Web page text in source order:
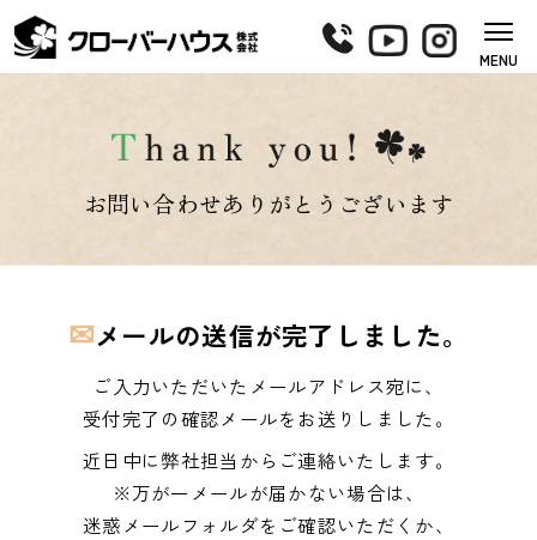
MENU
お問い合わせありがとうございます
✉メールの送信が完了しました。
ご入力いただいたメールアドレス宛に、
受付完了の確認メールをお送りしました。
近日中に弊社担当からご連絡いたします。
※万が一メールが届かない場合は、
迷惑メールフォルダをご確認いただくか、